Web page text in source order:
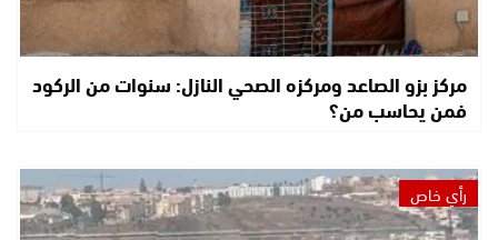
مركز بزو الصاعد ومركزه الصحي النازل: سنوات من الركود
فمن يحاسب من؟
رأي خاص